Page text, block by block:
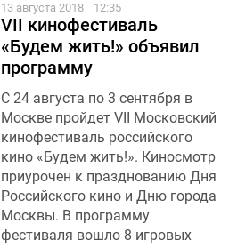
13 августа 2018 12:35
VII кинофестиваль
«Будем жить!» объявил
программу
С 24 августа по 3 сентября в
Москве пройдет VII Московский
кинофестиваль российского
кино «Будем жить!». Киносмотр
приурочен к празднованию Дня
Российского кино и Дню города
Москвы. В программу
фестиваля вошло 8 игровых